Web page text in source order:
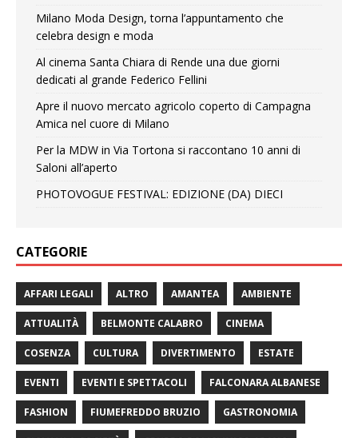
Milano Moda Design, torna l’appuntamento che
celebra design e moda
Al cinema Santa Chiara di Rende una due giorni
dedicati al grande Federico Fellini
Apre il nuovo mercato agricolo coperto di Campagna
Amica nel cuore di Milano
Per la MDW in Via Tortona si raccontano 10 anni di
Saloni all’aperto
PHOTOVOGUE FESTIVAL: EDIZIONE (DA) DIECI
CATEGORIE
AFFARI LEGALI ALTRO AMANTEA AMBIENTE
ATTUALITÀ BELMONTE CALABRO CINEMA
COSENZA CULTURA DIVERTIMENTO ESTATE
EVENTI EVENTI E SPETTACOLI FALCONARA ALBANESE
FASHION FIUMEFREDDO BRUZIO GASTRONOMIA